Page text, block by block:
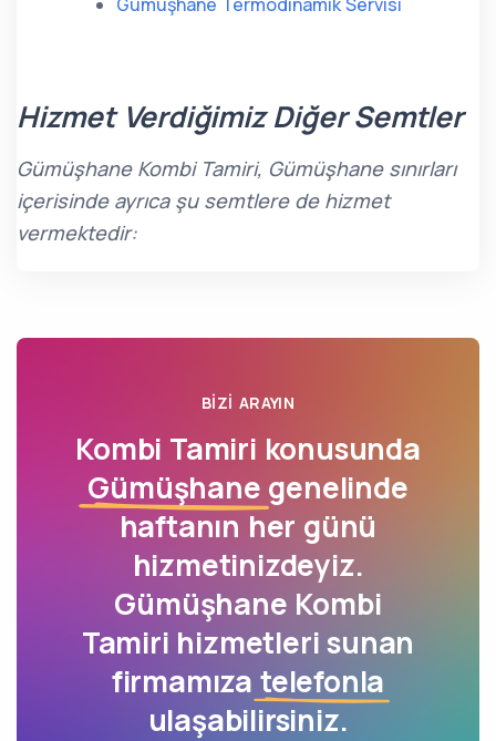
Hizmet Verdiğimiz Diğer Semtler
Gümüşhane Kombi Tamiri, Gümüşhane sınırları
içerisinde ayrıca şu semtlere de hizmet
vermektedir:
BIZI ARAYIN
Kombi Tamiri konusunda
Gümüşhane genelinde
haftanın her günü
hizmetinizdeyiz.
Gümüşhane Kombi
Tamiri hizmetleri sunan
firmamıza telefonla
ulaşabilirsiniz.